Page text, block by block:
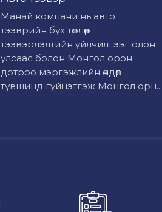
Mанай компани нь авто
тээврийн бүх төрлөөр
тээвэрлэлтийн үйлчилгээг олон
улсаас болон Монгол орон
дотроо мэргэжлийн өндөр
түвшинд гүйцэтгэж Монгол орн...